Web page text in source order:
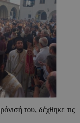
του, δέχθηκε τις